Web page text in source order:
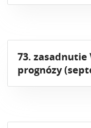
73.
prognózy